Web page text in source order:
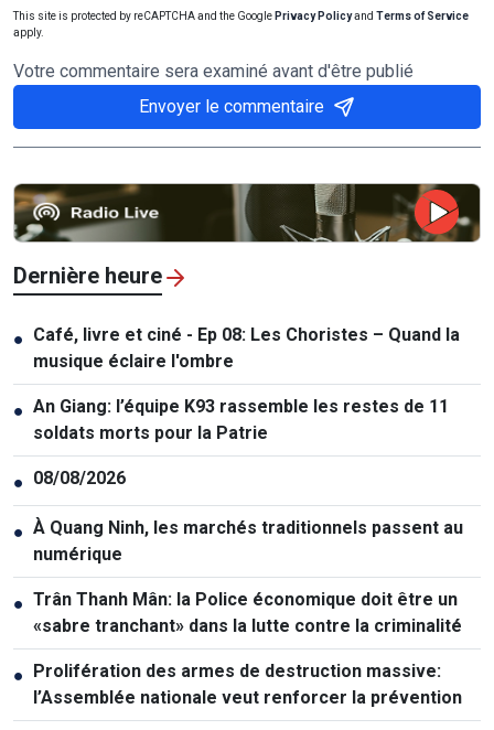
This site is protected by reCAPTCHA and the Google Privacy Policyand Terms of Service
apply.
Votre commentaire sera examiné avant d'être publié
Envoyer le commentaire
Dernière heure
● Café, livre et ciné - Ep 08: Les Choristes – Quand la
musique éclaire l'ombre
● An Giang: l’équipe K93 rassemble les restes de 11
soldats morts pour la Patrie
● 08/08/2026
● À Quang Ninh, les marchés traditionnels passent au
numérique
● Trân Thanh Mân: la Police économique doit être un
«sabre tranchant» dans la lutte contre la criminalité
● Prolifération des armes de destruction massive:
l’Assemblée nationale veut renforcer la prévention